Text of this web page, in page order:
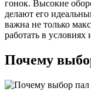
гонок. Высокие
делают его
важна не только
работать в
Почему